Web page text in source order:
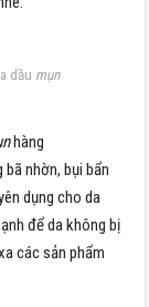
dầu mụn
hàng
nhờn, bụi bẩn
dụng cho da
để da không bị
các sản phẩm